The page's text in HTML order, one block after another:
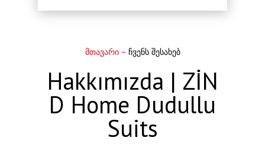
მთავარი – ჩვენს შესახებ
Hakkımızda | ZİN
D Home Dudullu
Suits